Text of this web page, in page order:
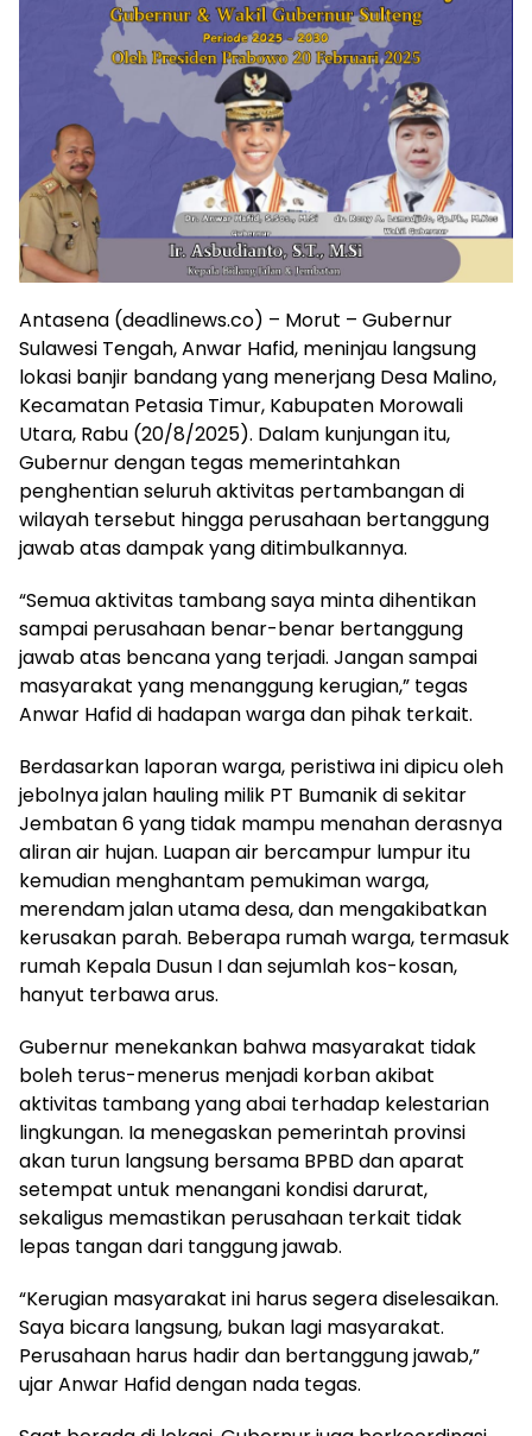
Antasena (deadlinews.co) – Morut – Gubernur
Sulawesi Tengah, Anwar Hafid, meninjau langsung
lokasi banjir bandang yang menerjang Desa Malino,
Kecamatan Petasia Timur, Kabupaten Morowali
Utara, Rabu (20/8/2025). Dalam kunjungan itu,
Gubernur dengan tegas memerintahkan
penghentian seluruh aktivitas pertambangan di
wilayah tersebut hingga perusahaan bertanggung
jawab atas dampak yang ditimbulkannya.
“Semua aktivitas tambang saya minta dihentikan
sampai perusahaan benar-benar bertanggung
jawab atas bencana yang terjadi. Jangan sampai
masyarakat yang menanggung kerugian,” tegas
Anwar Hafid di hadapan warga dan pihak terkait.
Berdasarkan laporan warga, peristiwa ini dipicu oleh
jebolnya jalan hauling milik PT Bumanik di sekitar
Jembatan 6 yang tidak mampu menahan derasnya
aliran air hujan. Luapan air bercampur lumpur itu
kemudian menghantam pemukiman warga,
merendam jalan utama desa, dan mengakibatkan
kerusakan parah. Beberapa rumah warga, termasuk
rumah Kepala Dusun I dan sejumlah kos-kosan,
hanyut terbawa arus.
Gubernur menekankan bahwa masyarakat tidak
boleh terus-menerus menjadi korban akibat
aktivitas tambang yang abai terhadap kelestarian
lingkungan. Ia menegaskan pemerintah provinsi
akan turun langsung bersama BPBD dan aparat
setempat untuk menangani kondisi darurat,
sekaligus memastikan perusahaan terkait tidak
lepas tangan dari tanggung jawab.
“Kerugian masyarakat ini harus segera diselesaikan.
Saya bicara langsung, bukan lagi masyarakat.
Perusahaan harus hadir dan bertanggung jawab,”
ujar Anwar Hafid dengan nada tegas.